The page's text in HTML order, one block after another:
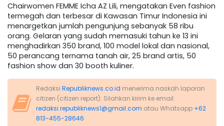
Chairwomen FEMME Icha AZ Lili, mengatakan Even fashion
termegah dan terbesar di Kawasan Timur Indonesia ini
menargetkan jumlah pengunjung sebanyak 58 ribu
orang. Gelaran yang sudah memasuki tahun ke 13 ini
menghadirkan 350 brand, 100 model lokal dan nasional,
50 perancang ternama tanah air, 25 brand artis, 50
fashion show dan 30 booth kuliner.
Redaksi Republiknews.co.id menerima naskah laporan
citizen (citizen report). Silahkan kirim ke email:
redaksi.republiknews1@gmail.com atau Whatsapp +62
813-455-28646